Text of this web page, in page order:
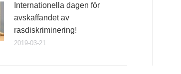
Internationella dagen för
avskaffandet av
rasdiskriminering!
2019-03-21